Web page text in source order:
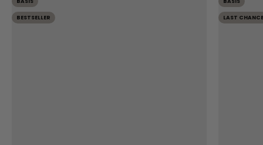
BESTSELLER LAST CHANCE